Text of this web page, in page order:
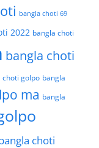
bangla choti 69
2022 bangla choti
bangla choti
choti golpo bangla
ma bangla
choti